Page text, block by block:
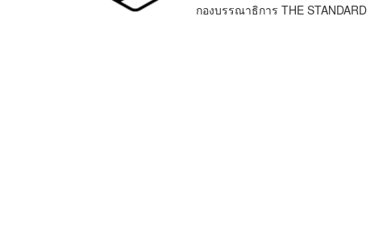
กองบรรณาธิการ THE STANDARD